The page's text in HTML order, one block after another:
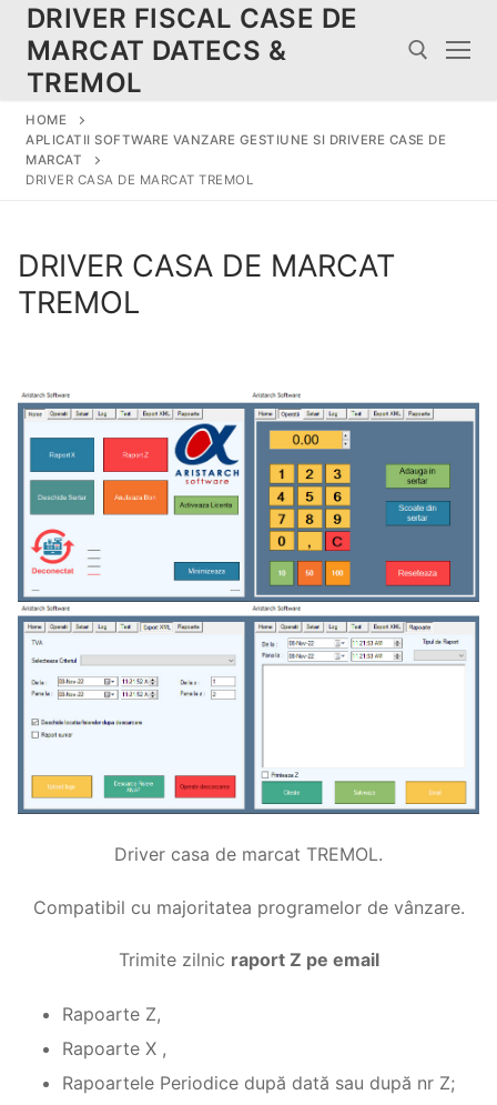
Skip
content
DRIVER FISCAL CASE DE
MARCAT DATECS &
TREMOL
Search for:
HOME
APLICATII SOFTWARE VANZARE GESTIUNE SI DRIVERE CASE DE
MARCAT
DRIVER CASA DE MARCAT TREMOL
DRIVER CASA DE MARCAT
TREMOL
Driver casa de marcat TREMOL.
Compatibil cu majoritatea programelor de vânzare.
Trimite zilnic raport Z pe email
Rapoarte Z,
Rapoarte X ,
Rapoartele Periodice după dată sau după nr Z;